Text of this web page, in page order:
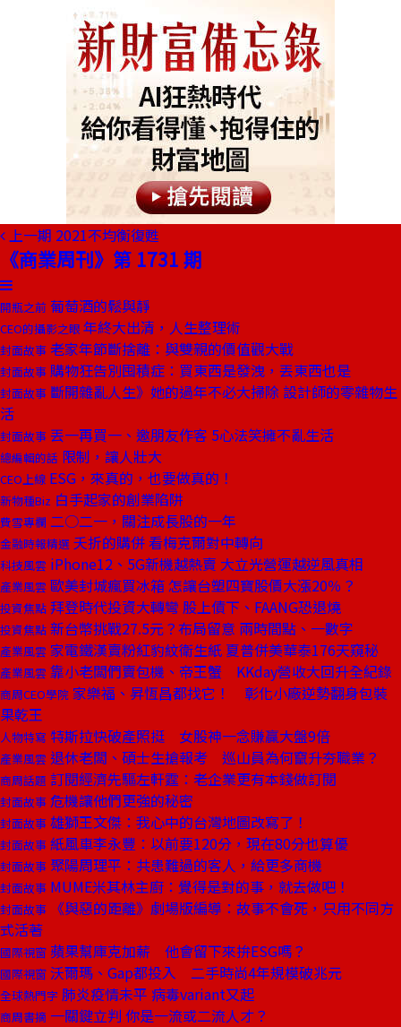
上一期 2021不均衡復甦
《商業周刊》第 1731 期
開瓶之前 葡萄酒的鬆與靜
CEO的攝影之眼 年終大出清，人生整理術
封面故事 老家年節斷捨離：與雙親的價值觀大戰
封面故事 購物狂告別囤積症：買東西是發洩，丟東西也是
封面故事 斷開雜亂人生》她的過年不必大掃除 設計師的零雜物生
活
封面故事 丟一再買一、邀朋友作客 5心法笑擁不亂生活
總編輯的話 限制，讓人壯大
CEO上線 ESG，來真的，也要做真的！
新物種Biz 白手起家的創業陷阱
費雪專欄 二○二一，關注成長股的一年
金融時報精選 夭折的購併 看梅克爾對中轉向
科技風雲 iPhone12、5G新機越熱賣 大立光營運越逆風真相
產業風雲 歐美封城瘋買冰箱 怎讓台塑四寶股價大漲20％？
投資焦點 拜登時代投資大轉彎 股上債下、FAANG恐退燒
投資焦點 新台幣挑戰27.5元？布局留意 兩時間點、一數字
產業風雲 家電鐵漢賣粉紅豹紋衛生紙 夏普併美華泰176天窺秘
產業風雲 靠小老闆們賣包機、帝王蟹 KKday營收大回升全紀錄
商周CEO學院 家樂福、昇恆昌都找它！ 彰化小廠逆勢翻身包裝
果乾王
人物特寫 特斯拉快破產照挺 女股神一念賺贏大盤9倍
產業風雲 退休老闆、碩士生搶報考 巡山員為何竄升夯職業？
商周話題 訂閱經濟先驅左軒霆：老企業更有本錢做訂閱
封面故事 危機讓他們更強的秘密
封面故事 雄獅王文傑：我心中的台灣地圖改寫了！
封面故事 紙風車李永豐：以前要120分，現在80分也算優
封面故事 聚陽周理平：共患難過的客人，給更多商機
封面故事 MUME米其林主廚：覺得是對的事，就去做吧！
封面故事
《與惡的距離》劇場版編導：故事不會死，只用不同方
式活著
國際視窗 蘋果幫庫克加薪 他會留下來拚ESG嗎？
國際視窗 沃爾瑪、Gap都投入 二手時尚4年規模破兆元
全球熱門字 肺炎疫情未平 病毒variant又起
商周書摘 一關鍵立判 你是一流或二流人才？